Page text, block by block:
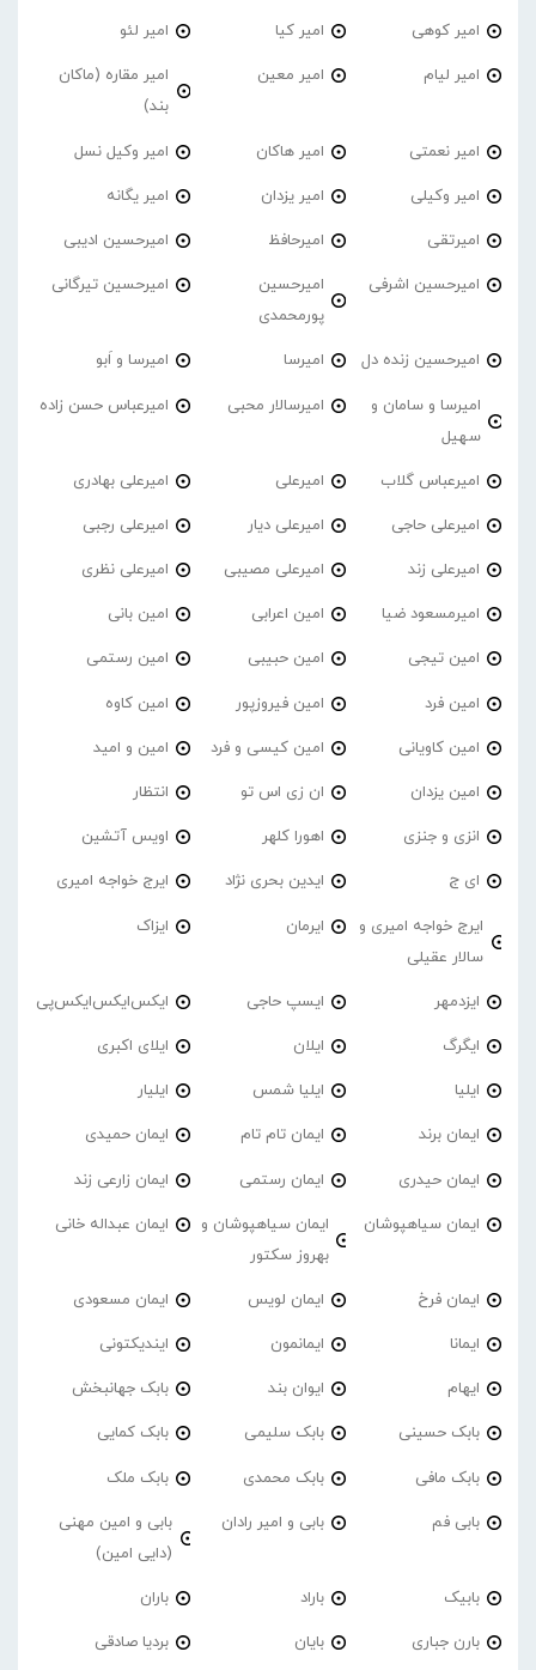
امیر کوهی امیر کیا امیر لئو
امیر لیام امیر معین
امیر مقاره (ماکان
بند)
امیر نعمتی امیر هاکان امیر وکیل نسل
امیر وکیلی امیر یزدان امیر یگانه
امیرتقی امیرحافظ امیرحسین ادیبی
امیرحسین اشرفی
امیرحسین
پورمحمدی
امیرحسین تیرگانی
امیرحسین زنده دل امیرسا امیرسا و اَبو
امیرسا و سامان و
سهیل
امیرسالار محبی امیرعباس حسن زاده
امیرعباس گلاب امیرعلی امیرعلی بهادری
امیرعلی حاجی امیرعلی دیار امیرعلی رجبی
امیرعلی زند امیرعلی مصیبی امیرعلی نظری
امیرمسعود ضیا امین اعرابی امین بانی
امین تیجی امین حبیبی امین رستمی
امین فرد امین فیروزپور امین کاوه
امین کاویانی امین کیسی و فرد امین و امید
امین یزدان ان زی اس تو انتظار
انزی و جنزی اهورا کلهر اویس آتشین
ای ج ایدین بحری نژاد ایرج خواجه امیری
ایرج خواجه امیری و
سالار عقیلی
ایرمان ایزاک
ایزدمهر ایسپ حاجی ایکس‌ایکس‌ایکس‌پی
ایگرگ ایلان ایلای اکبری
ایلیا ایلیا شمس ایلیار
ایمان برند ایمان تام تام ایمان حمیدی
ایمان حیدری ایمان رستمی ایمان زارعی زند
ایمان سیاهپوشان
ایمان سیاهپوشان و
بهروز سکتور
ایمان عبداله خانی
ایمان فرخ ایمان لویس ایمان مسعودی
ایمانا ایمانمون ایندیکتونی
ایهام ایوان بند بابک جهانبخش
بابک حسینی بابک سلیمی بابک کمایی
بابک مافی بابک محمدی بابک ملک
بابی فم بابی و امیر رادان
بابی و امین مهنی
(دایی امین)
بابیک باراد باران
بارن جباری بایان بردیا صادقی